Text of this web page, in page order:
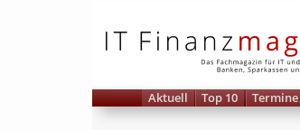
Aktuell Top 10 Termine